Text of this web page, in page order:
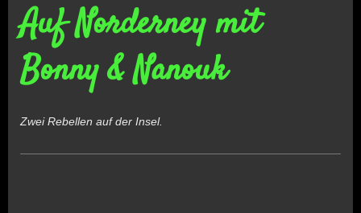
Auf Norderney mit
Bonny & Nanouk
Zwei Rebellen auf der Insel.